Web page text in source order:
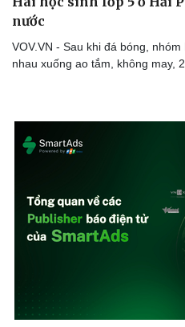
nước
VOV.VN - Sau khi đá bóng,
nhau xuống ao tắm, không may,